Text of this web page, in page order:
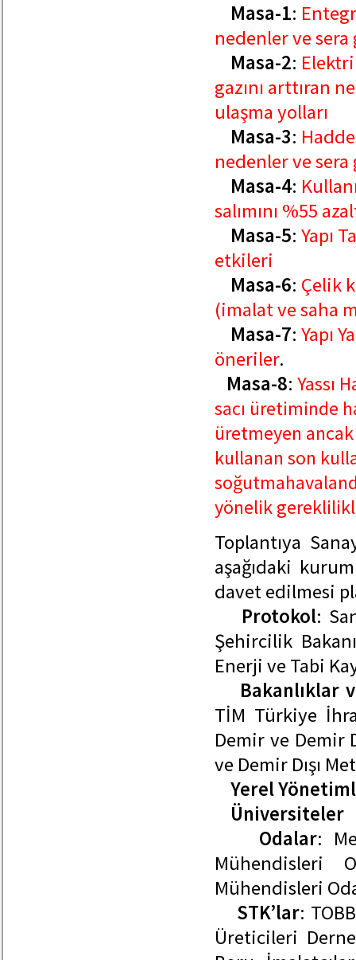
Masa-1:
nedenler ve sera
Masa-2:
gazını arttıran
ulaşma yolları
Masa-3:
nedenler ve sera
Masa-4:
salımını %55
Masa-5: Yapı
etkileri
Masa-6: Çelik
(imalat ve saha
Masa-7: Yapı
öneriler.
Masa-8: Yassı
sacı üretiminde
üretmeyen
kullanan son
yönelik
Toplantıya
aşağıdaki
davet edilmesi
Protokol:
Şehircilik
Enerji ve Tabi
Bakanlıklar
TİM Türkiye
Demir ve Demir
ve Demir Dışı
Yerel
Üniversiteler
Odalar:
Mühendisleri
Mühendisleri
STK’lar:
Üreticileri